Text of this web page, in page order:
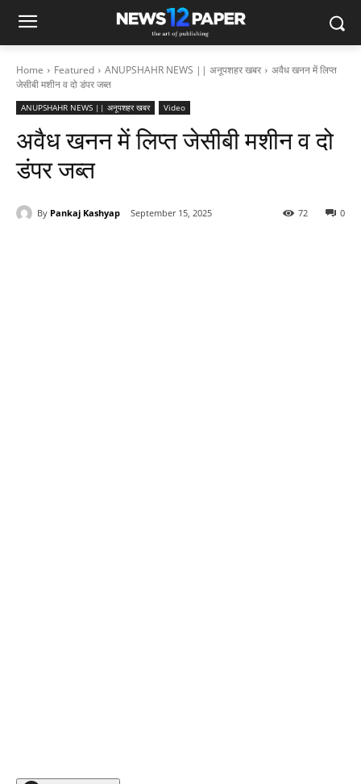
Home Featured ANUPSHAHR NEWS || अनूपशहर खबर
अवैध खनन में लिप्त
जेसीबी मशीन व दो डंपर जब्त
ANUPSHAHR NEWS || अनूपशहर खबर Video
अवैध खनन में लिप्त जेसीबी मशीन व दो
डंपर जब्त
By Pankaj Kashyap September 15, 2025 0
72